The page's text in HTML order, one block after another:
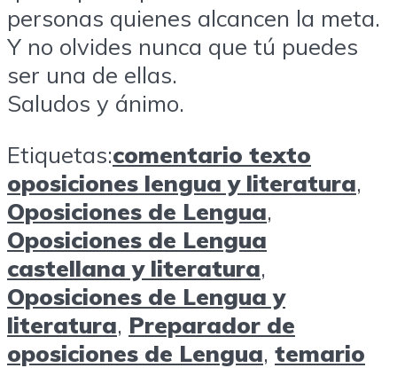
personas quienes alcancen la meta.
Y no olvides nunca que tú puedes
ser una de ellas.
Saludos y ánimo.
Etiquetas:comentario texto
oposiciones lengua y literatura,
Oposiciones de Lengua,
Oposiciones de Lengua
castellana y literatura,
Oposiciones de Lengua y
literatura, Preparador de
oposiciones de Lengua, temario